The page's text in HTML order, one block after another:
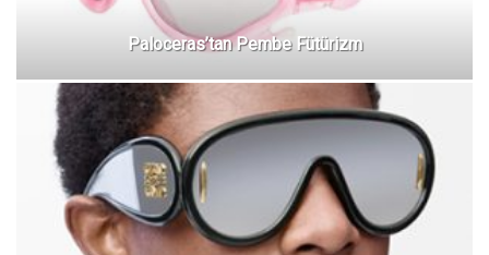
Paloceras’tan Pembe Fütürizm